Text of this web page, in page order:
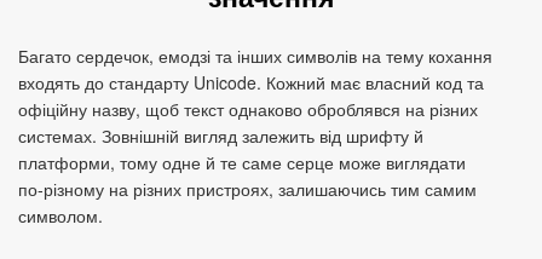
Багато сердечок, емодзі та інших символів на тему кохання
входять до стандарту Unicode. Кожний має власний код та
офіційну назву, щоб текст однаково оброблявся на різних
системах. Зовнішній вигляд залежить від шрифту й
платформи, тому одне й те саме серце може виглядати
по‑різному на різних пристроях, залишаючись тим самим
символом.